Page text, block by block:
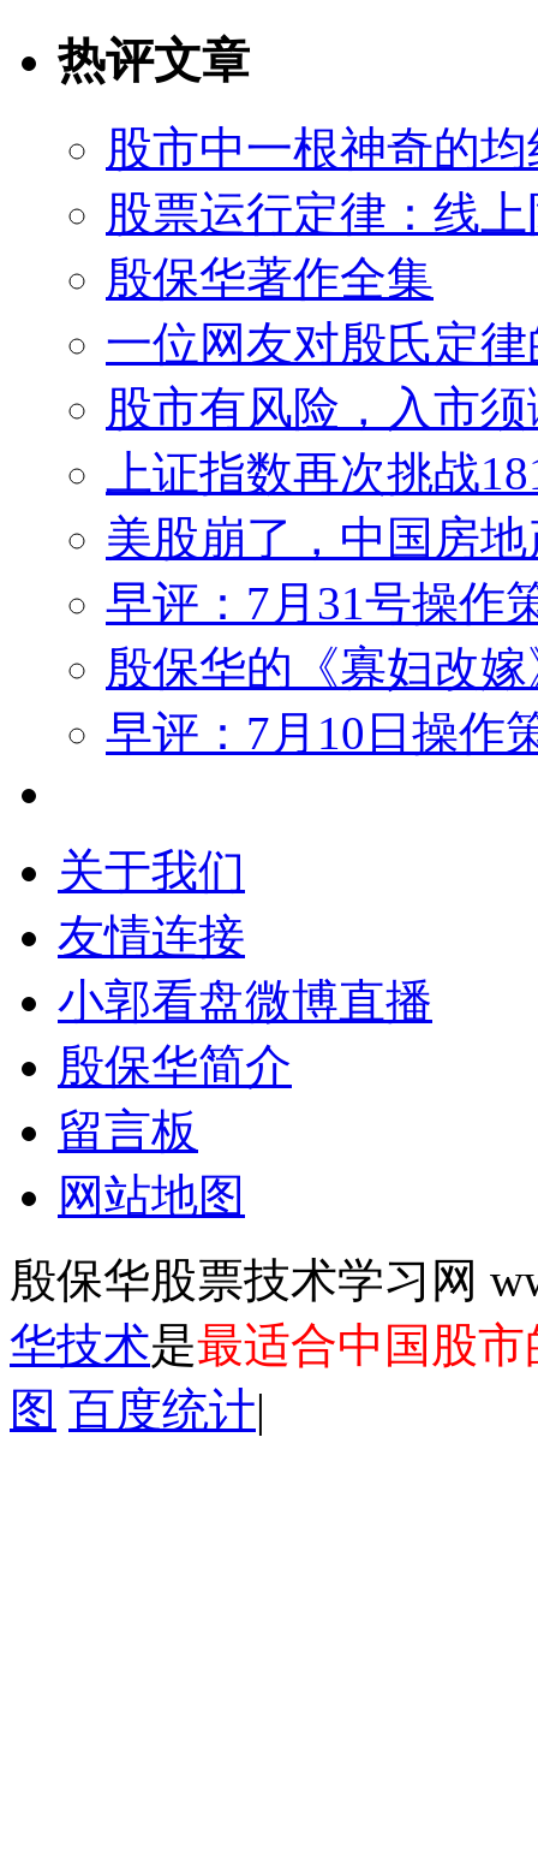
热评文章
股市中一根神奇的
股票运行定律：线
殷保华著作全集
一位网友对殷氏定
股市有风险，入市
上证指数再次挑战
美股崩了，中国房
早评：7月31号操作
殷保华的《寡妇改
早评：7月10日操作
关于我们
友情连接
小郭看盘微博直播
殷保华简介
留言板
网站地图
殷保华股票技术学习网
华技术是最适合中国股
图 百度统计|